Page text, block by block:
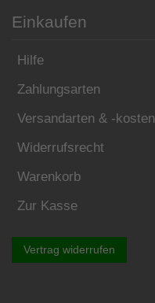
Einkaufen
Hilfe
Zahlungsarten
Versandarten & -kosten
Widerrufsrecht
Warenkorb
Zur Kasse
Vertrag widerrufen